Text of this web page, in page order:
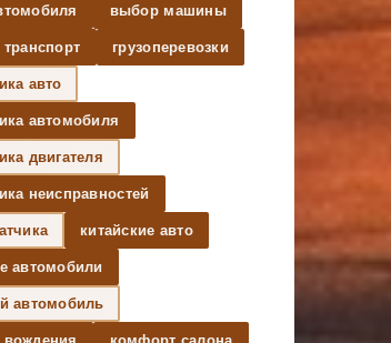
выбор машины
транспорт грузоперевозки
авто
автомобиля
двигателя
неисправностей
китайские авто
автомобили
автомобиль
комфорт салона